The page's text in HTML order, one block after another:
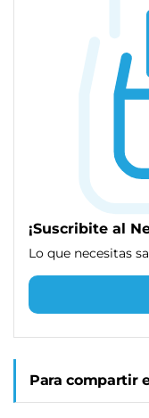
¡Suscribite al
Lo que necesitas
Para compartir